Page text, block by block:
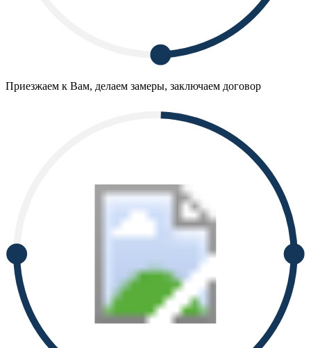
Приезжаем к Вам, делаем замеры, заключаем договор